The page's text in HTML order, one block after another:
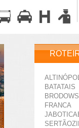
BATATAIS
FRANCA